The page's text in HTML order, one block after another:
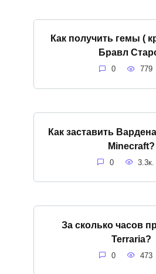
Как получить гемы (
Бравл
0 779
Как заставить
Minecraft?
0 3.3к.
За сколько часов
Terraria?
0 473